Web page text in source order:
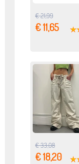
€ 21,99
€ 11,65
€ 33,08
€ 18,20